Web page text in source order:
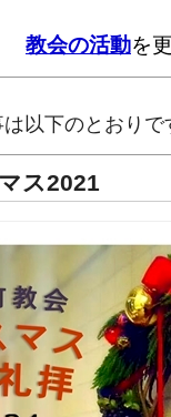
教会の活動を
以下のとおりで
ス2021